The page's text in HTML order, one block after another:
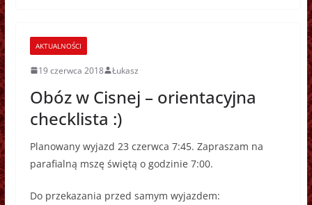
AKTUALNOŚCI
19 czerwca 2018 Łukasz
Obóz w Cisnej – orientacyjna
checklista :)
Planowany wyjazd 23 czerwca 7:45. Zapraszam na
parafialną mszę świętą o godzinie 7:00.
Do przekazania przed samym wyjazdem: